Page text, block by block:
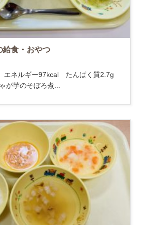
給食・おやつ
エネルギー97kcal たんぱく質2.7g
芋のそぼろ煮...